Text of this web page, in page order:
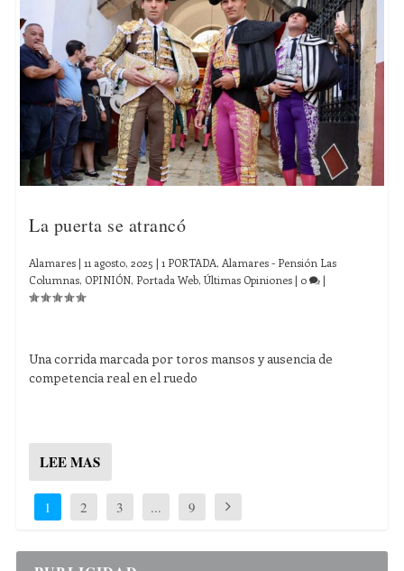
La puerta se atrancó
Alamares |11 agosto, 2025 |1 PORTADA,Alamares - Pensión Las
Columnas, OPINIÓN, Portada Web,Últimas Opiniones | 0 |
Una corrida marcada por toros mansos y ausencia de
competencia real en el ruedo
LEE MAS
1 2 3 ... 9